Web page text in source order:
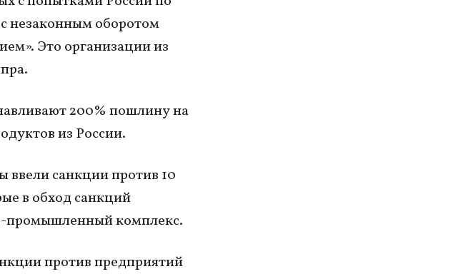
незаконным оборотом
Это организации из
200% пошлину на
из России.
санкции против 10
в обход санкций
промышленный комплекс.
против предприятий